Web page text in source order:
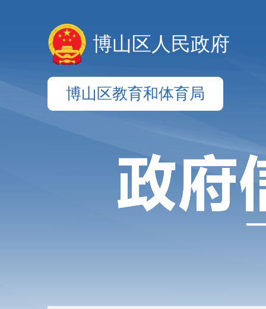
博山区人民政府
博山区教育和体育局